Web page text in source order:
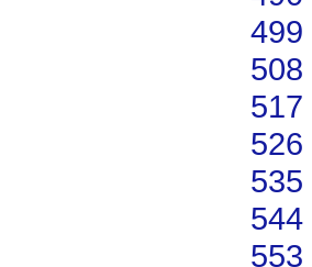
499
508
517
526
535
544
553